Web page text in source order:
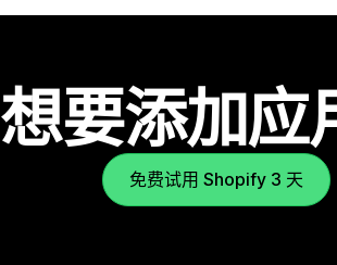
想要添加应
免费试用 Shopify 3 天